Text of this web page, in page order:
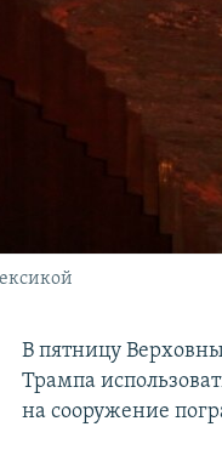
В пятницу
Трампа
на сооружение